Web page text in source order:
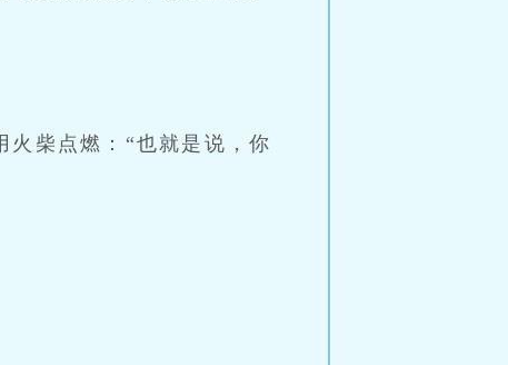
柴点燃：“也就是说，你